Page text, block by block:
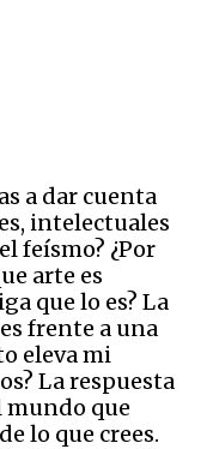
a dar cuenta
intelectuales
feísmo? ¿Por
arte es
que lo es? La
frente a una
eleva mi
La respuesta
mundo que
lo que crees.